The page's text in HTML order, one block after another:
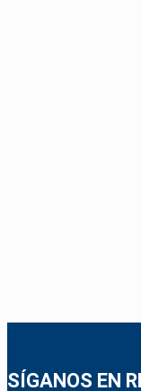
SÍGANOS EN